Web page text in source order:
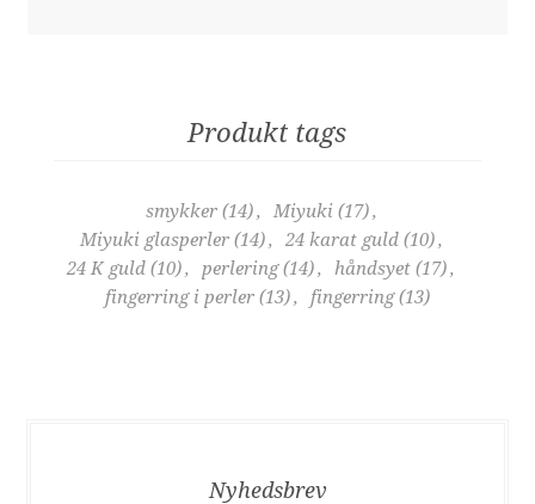
Produkt tags
smykker (14), Miyuki (17),
Miyuki glasperler (14), 24 karat guld (10),
24 K guld (10), perlering (14), håndsyet (17),
fingerring i perler (13), fingerring (13)
Nyhedsbrev